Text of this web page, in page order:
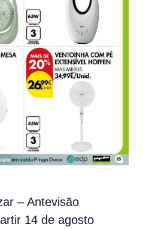
– Antevisão
14 de agosto